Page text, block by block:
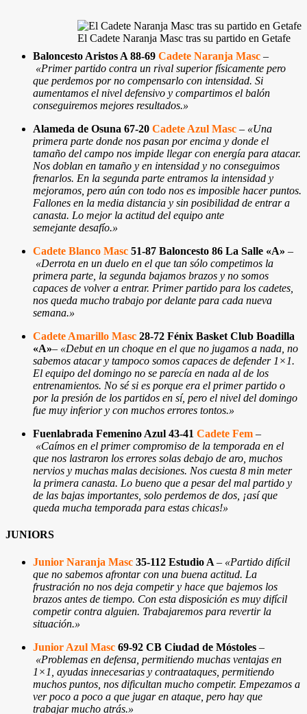
El Cadete Naranja Masc tras su partido en Getafe
Baloncesto Aristos A 88-69 Cadete Naranja Masc –
«Primer partido contra un rival superior físicamente pero
que perdemos por no compensarlo con intensidad. Si
aumentamos el nivel defensivo y compartimos el balón
conseguiremos mejores resultados.»
Alameda de Osuna 67-20 Cadete Azul Masc – «Una
primera parte donde nos pasan por encima y donde el
tamaño del campo nos impide llegar con energía para atacar.
Nos doblan en tamaño y en intensidad y no conseguimos
frenarlos. En la segunda parte entramos la intensidad y
mejoramos, pero aún con todo nos es imposible hacer puntos.
Fallones en la media distancia y sin posibilidad de entrar a
canasta. Lo mejor la actitud del equipo ante
semejante desafío.»
Cadete Blanco Masc 51-87 Baloncesto 86 La Salle «A» –
«Derrota en un duelo en el que tan sólo competimos la
primera parte, la segunda bajamos brazos y no somos
capaces de volver a entrar. Primer partido para los cadetes,
nos queda mucho trabajo por delante para cada nueva
semana.»
Cadete Amarillo Masc 28-72 Fénix Basket Club Boadilla
«A»– «Debut en un choque en el que no jugamos a nada, no
sabemos atacar y tampoco somos capaces de defender 1×1.
El equipo del domingo no se parecía en nada al de los
entrenamientos. No sé si es porque era el primer partido o
por la presión de los partidos en sí, pero el nivel del domingo
fue muy inferior y con muchos errores tontos.»
Fuenlabrada Femenino Azul 43-41 Cadete Fem –
«Caímos en el primer compromiso de la temporada en el
que nos lastraron los errores solas debajo de aro, muchos
nervios y muchas malas decisiones. Nos cuesta 8 min meter
la primera canasta. Lo bueno que a pesar del mal partido y
de las bajas importantes, solo perdemos de dos, ¡así que
queda mucha temporada para estas chicas!»
JUNIORS
Junior Naranja Masc 35-112 Estudio A – «Partido difícil
que no sabemos afrontar con una buena actitud. La
frustración no nos deja competir y hace que bajemos los
brazos antes de tiempo. Con esta disposición es muy difícil
competir contra alguien. Trabajaremos para revertir la
situación.»
Junior Azul Masc 69-92 CB Ciudad de Móstoles –
«Problemas en defensa, permitiendo muchas ventajas en
1×1, ayudas innecesarias y contraataques, permitiendo
muchos puntos, nos dificultan mucho competir. Empezamos a
ver poco a poco a que jugar en ataque, pero hay que
trabajar mucho atrás.»